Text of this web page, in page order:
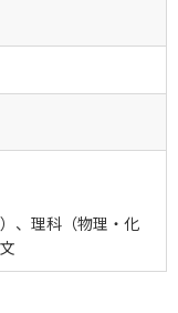
、理科（物理・化